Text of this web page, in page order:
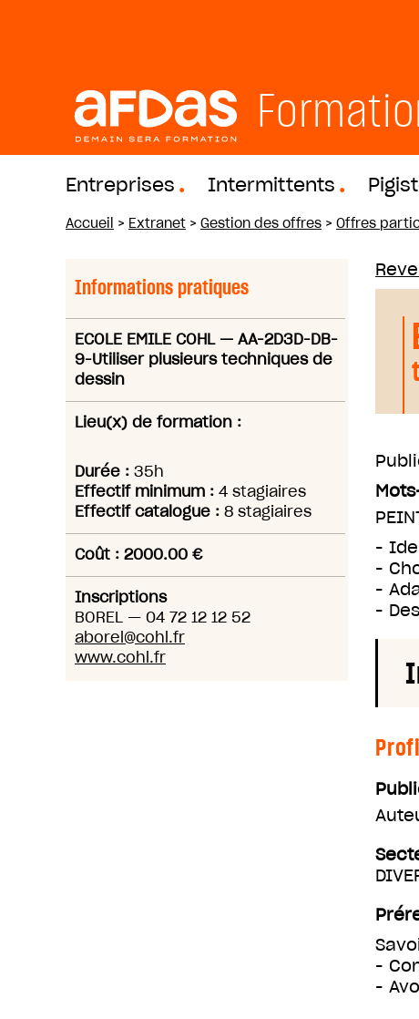
Entreprises Intermittents
Accueil > Extranet > Gestion des offres > Offres
Informations pratiques
ECOLE EMILE COHL— AA-2D3D-DB-
9-Utiliser plusieurs techniques de
dessin
Lieu(x) de formation :
Durée : 35h
Effectif minimum : 4 stagiaires
Effectif catalogue : 8 stagiaires
Coût : 2000.00 €
Inscriptions
BOREL — 04 72 12 12 52
aborel@cohl.fr
www.cohl.fr
-
-
-
-
-
-